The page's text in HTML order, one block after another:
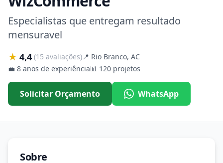
Especialistas que entregam resultado
mensuravel
★ 4,4 (15 avaliações)📍 Rio Branco, AC
💼 8 anos de experiência📊 120 projetos
Solicitar Orçamento WhatsApp
Sobre